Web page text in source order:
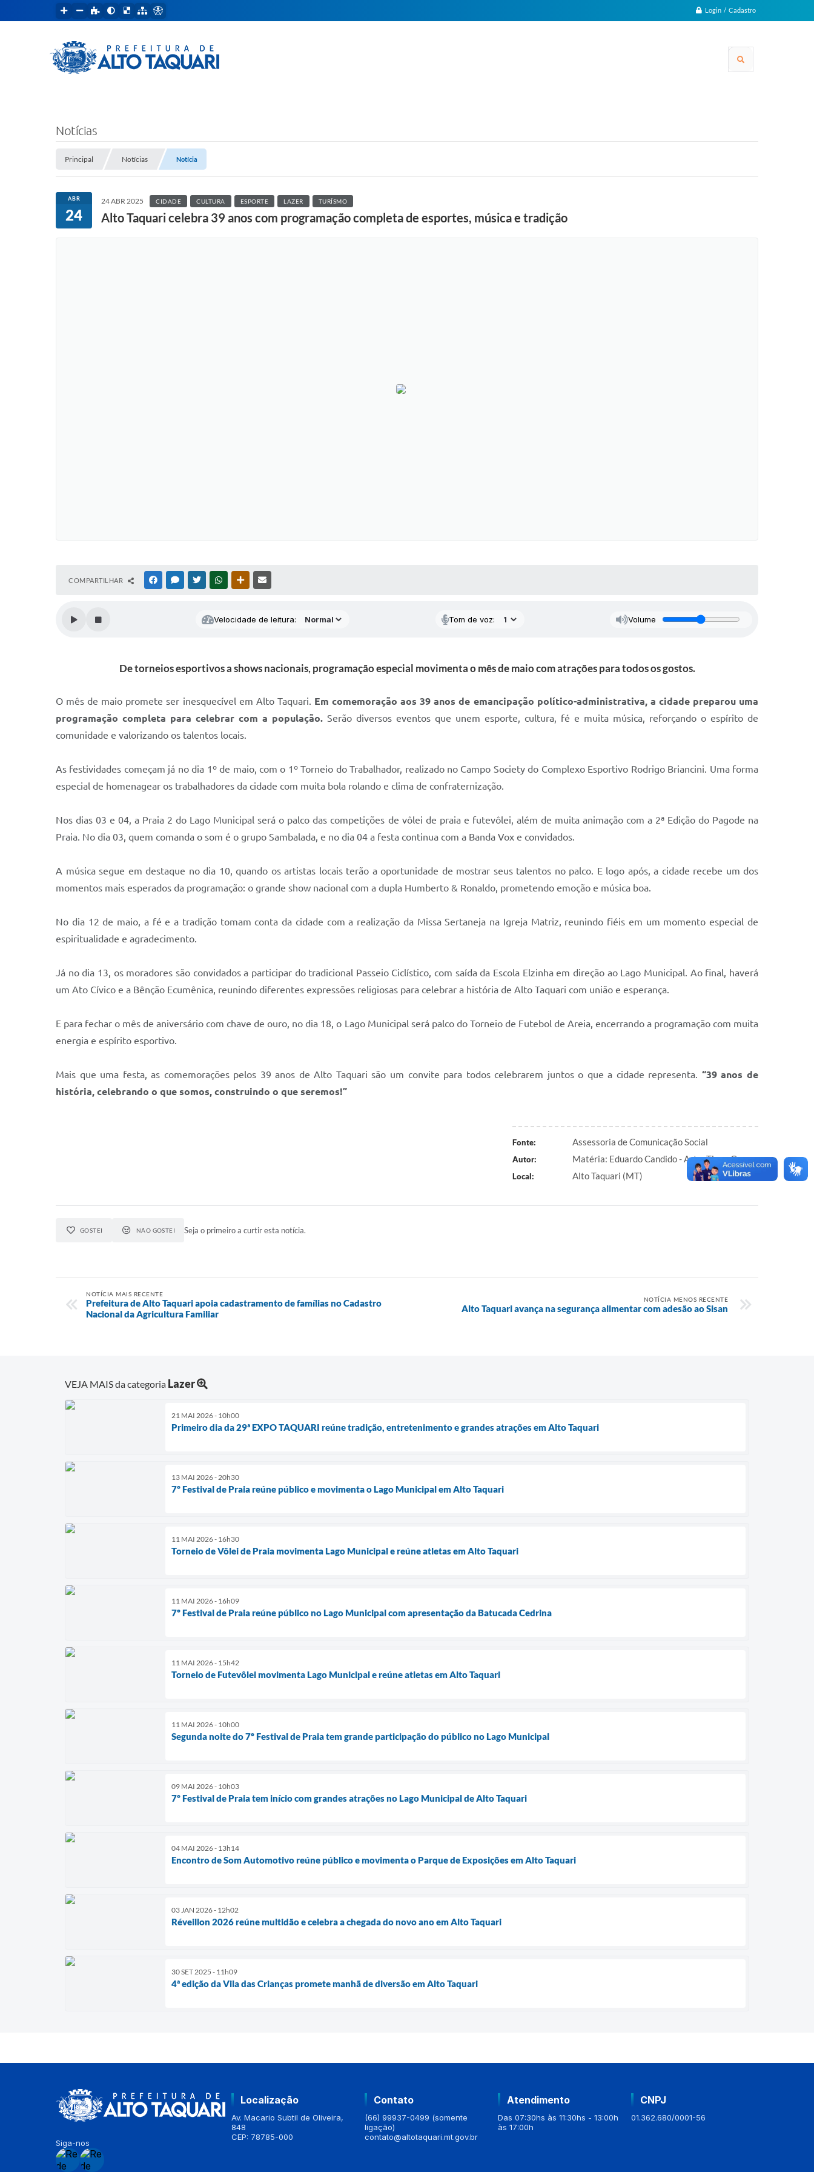
Login / Cadastro
Notícias
Principal Notícias Notícia
ABR
24
24 ABR 2025 CIDADE CULTURA ESPORTE LAZER TURÍSMO
Alto Taquari celebra 39 anos com programação completa de esportes, música e tradição
COMPARTILHAR FACEBOOKMESSENGER
TWITTERWHATSAPPOUTRAS MÍDIAS
Velocidade de leitura: Tom de voz: Volume
De torneios esportivos a shows nacionais, programação especial movimenta o mês de maio com atrações para todos os gostos.
O mês de maio promete ser inesquecível em Alto Taquari. Em comemoração aos 39 anos de emancipação político-administrativa, a cidade preparou uma
programação completa para celebrar com a população. Serão diversos eventos que unem esporte, cultura, fé e muita música, reforçando o espírito de
comunidade e valorizando os talentos locais.
As festividades começam já no dia 1º de maio, com o 1º Torneio do Trabalhador, realizado no Campo Society do Complexo Esportivo Rodrigo Briancini. Uma forma
especial de homenagear os trabalhadores da cidade com muita bola rolando e clima de confraternização.
Nos dias 03 e 04, a Praia 2 do Lago Municipal será o palco das competições de vôlei de praia e futevôlei, além de muita animação com a 2ª Edição do Pagode na
Praia. No dia 03, quem comanda o som é o grupo Sambalada, e no dia 04 a festa continua com a Banda Vox e convidados.
A música segue em destaque no dia 10, quando os artistas locais terão a oportunidade de mostrar seus talentos no palco. E logo após, a cidade recebe um dos
momentos mais esperados da programação: o grande show nacional com a dupla Humberto & Ronaldo, prometendo emoção e música boa.
No dia 12 de maio, a fé e a tradição tomam conta da cidade com a realização da Missa Sertaneja na Igreja Matriz, reunindo fiéis em um momento especial de
espiritualidade e agradecimento.
Já no dia 13, os moradores são convidados a participar do tradicional Passeio Ciclístico, com saída da Escola Elzinha em direção ao Lago Municipal. Ao final, haverá
um Ato Cívico e a Bênção Ecumênica, reunindo diferentes expressões religiosas para celebrar a história de Alto Taquari com união e esperança.
E para fechar o mês de aniversário com chave de ouro, no dia 18, o Lago Municipal será palco do Torneio de Futebol de Areia, encerrando a programação com muita
energia e espírito esportivo.
Mais que uma festa, as comemorações pelos 39 anos de Alto Taquari são um convite para todos celebrarem juntos o que a cidade representa. “39 anos de
história, celebrando o que somos, construindo o que seremos!”
Fonte: Assessoria de Comunicação Social
Autor: Matéria: Eduardo Candido - Arte: Tiago Gomes
Local: Alto Taquari (MT)
GOSTEI NÃO GOSTEI Seja o primeiro a curtir esta notícia.
NOTÍCIA MAIS RECENTE
Prefeitura de Alto Taquari apoia cadastramento de famílias no Cadastro
Nacional da Agricultura Familiar
NOTÍCIA MENOS RECENTE
Alto Taquari avança na segurança alimentar com adesão ao Sisan
VEJA MAIS da categoria Lazer
21 MAI 2026 - 10h00
Primeiro dia da 29ª EXPO TAQUARI reúne tradição, entretenimento e grandes atrações em Alto Taquari
13 MAI 2026 - 20h30
7º Festival de Praia reúne público e movimenta o Lago Municipal em Alto Taquari
11 MAI 2026 - 16h30
Torneio de Vôlei de Praia movimenta Lago Municipal e reúne atletas em Alto Taquari
11 MAI 2026 - 16h09
7º Festival de Praia reúne público no Lago Municipal com apresentação da Batucada Cedrina
11 MAI 2026 - 15h42
Torneio de Futevôlei movimenta Lago Municipal e reúne atletas em Alto Taquari
11 MAI 2026 - 10h00
Segunda noite do 7º Festival de Praia tem grande participação do público no Lago Municipal
09 MAI 2026 - 10h03
7º Festival de Praia tem início com grandes atrações no Lago Municipal de Alto Taquari
04 MAI 2026 - 13h14
Encontro de Som Automotivo reúne público e movimenta o Parque de Exposições em Alto Taquari
03 JAN 2026 - 12h02
Réveillon 2026 reúne multidão e celebra a chegada do novo ano em Alto Taquari
30 SET 2025 - 11h09
4ª edição da Vila das Crianças promete manhã de diversão em Alto Taquari
Siga-nos
Localização
Av. Macario Subtil de Oliveira,
848
CEP: 78785-000
Contato
(66) 99937-0499 (somente
ligação)
contato@altotaquari.mt.gov.br
Atendimento
Das 07:30hs às 11:30hs - 13:00h
às 17:00h
CNPJ
01.362.680/0001-56